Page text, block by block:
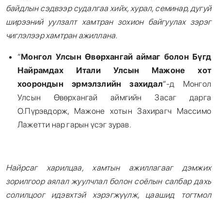
байдлын сэдвээр судалгаа хийх, хурал, семинар, дугуй
ширээний уулзалт хамтран зохион байгуулах зэрэг
чиглэлээр хамтран ажиллана.
“Монгол Улсын Өвөрхангай аймаг болон Бүгд
Найрамдах Итали Улсын Мажоне хот
хоорондын эрмэлзлийн захидал”-д Монгол
Улсын Өвөрхангай аймгийн Засаг дарга
О.Пүрэвдорж, Мажоне хотын Захирагч Массимо
Лажетти нар гарын үсэг зурав.
Найрсаг харилцаа, хамтын ажиллагааг дэмжих
зорилгоор аялал жуулчлал болон соёлын салбар дахь
солилцоог идэвхтэй хэрэгжүүлж, цаашид тогтмол